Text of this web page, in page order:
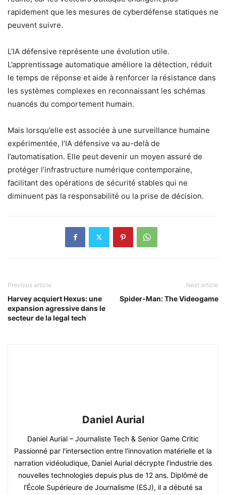
rapidement que les mesures de cyberdéfense statiques ne
peuvent suivre.
L’IA défensive représente une évolution utile.
L’apprentissage automatique améliore la détection, réduit
le temps de réponse et aide à renforcer la résistance dans
les systèmes complexes en reconnaissant les schémas
nuancés du comportement humain.
Mais lorsqu’elle est associée à une surveillance humaine
expérimentée, l’IA défensive va au-delà de
l’automatisation. Elle peut devenir un moyen assuré de
protéger l’infrastructure numérique contemporaine,
facilitant des opérations de sécurité stables qui ne
diminuent pas la responsabilité ou la prise de décision.
Previous article
Harvey acquiert Hexus: une
expansion agressive dans le
secteur de la legal tech
Next article
Spider-Man: The Videogame
Daniel Aurial
Daniel Aurial – Journaliste Tech & Senior Game Critic
Passionné par l'intersection entre l'innovation matérielle et la
narration vidéoludique, Daniel Aurial décrypte l'industrie des
nouvelles technologies depuis plus de 12 ans. Diplômé de
l'École Supérieure de Journalisme (ESJ), il a débuté sa